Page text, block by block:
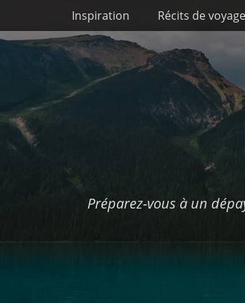
Passer
contenu
Premier menu
Inspiration Récits de voyage
Préparez-vous à un